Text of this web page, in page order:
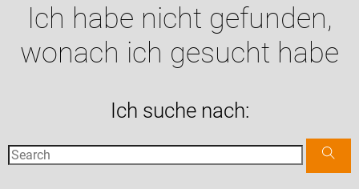
Ich habe nicht gefunden,
wonach ich gesucht habe
Ich suche nach: